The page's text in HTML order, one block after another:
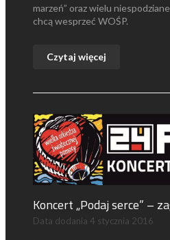
marzeń” oraz wielu
chcą wesprzeć WOŚP.
Czytaj więcej
Koncert „Podaj serce” –
Data dodania 4 stycznia 2016